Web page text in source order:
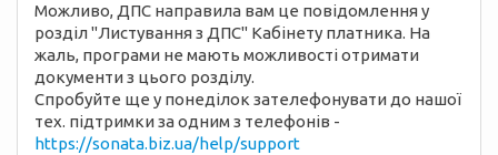
Можливо, ДПС направила вам це повідомлення у
розділ "Листування з ДПС" Кабінету платника. На
жаль, програми не мають можливості отримати
документи з цього розділу.
Спробуйте ще у понеділок зателефонувати до нашої
тех. підтримки за одним з телефонів -
https://sonata.biz.ua/help/support